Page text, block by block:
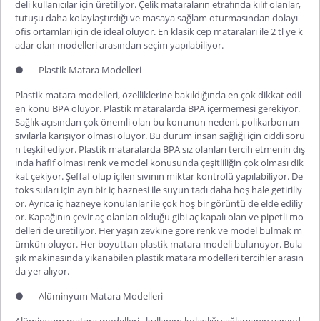
deli kullanıcılar için üretiliyor. Çelik mataraların etrafında kılıf olanlar,
tutuşu daha kolaylaştırdığı ve masaya sağlam oturmasından dolayı
ofis ortamları için de ideal oluyor. En klasik cep mataraları ile 2 tl ye k
adar olan modelleri arasından seçim yapılabiliyor.
●
Plastik Matara Modelleri
Plastik matara modelleri, özelliklerine bakıldığında en çok dikkat edil
en konu BPA oluyor. Plastik mataralarda BPA içermemesi gerekiyor.
Sağlık açısından çok önemli olan bu konunun nedeni, polikarbonun
sıvılarla karışıyor olması oluyor. Bu durum insan sağlığı için ciddi soru
n teşkil ediyor. Plastik mataralarda BPA sız olanları tercih etmenin dış
ında hafif olması renk ve model konusunda çeşitliliğin çok olması dik
kat çekiyor. Şeffaf olup içilen sıvının miktar kontrolü yapılabiliyor. De
toks suları için ayrı bir iç haznesi ile suyun tadı daha hoş hale getiriliy
or. Ayrıca iç hazneye konulanlar ile çok hoş bir görüntü de elde ediliy
or. Kapağının çevir aç olanları olduğu gibi aç kapalı olan ve pipetli mo
delleri de üretiliyor. Her yaşın zevkine göre renk ve model bulmak m
ümkün oluyor. Her boyuttan plastik matara modeli bulunuyor. Bula
şık makinasında yıkanabilen plastik matara modelleri tercihler arasın
da yer alıyor.
●
Alüminyum Matara Modelleri